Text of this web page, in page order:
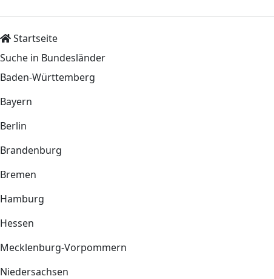
Startseite
Suche in Bundesländer
Baden-Württemberg
Bayern
Berlin
Brandenburg
Bremen
Hamburg
Hessen
Mecklenburg-Vorpommern
Niedersachsen